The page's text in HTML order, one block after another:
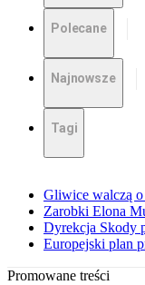
Polecane
Najnowsze
Tagi
Gliwice walczą
Zarobki Elona
Dyrekcja Skody
Europejski plan
Promowane treści